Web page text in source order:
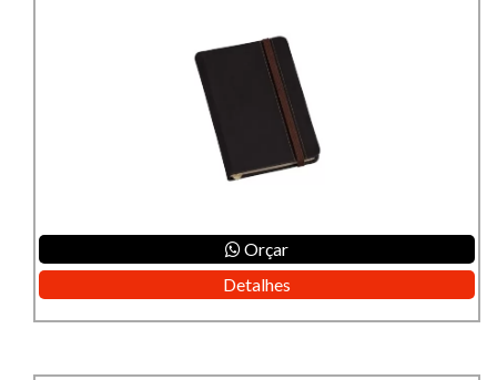
Orçar
Detalhes